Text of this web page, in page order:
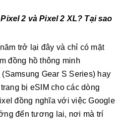
2 và Pixel 2 XL? Tại sao
trở lại đây và chỉ có mặt
đồng hồ thông minh
Gear S Series) hay
bị eSIM cho các dòng
đồng nghĩa với việc Google
đến tương lai, nơi mà trí